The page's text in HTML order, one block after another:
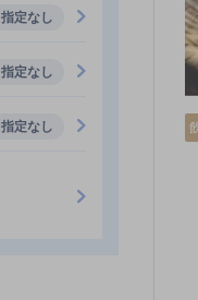
指定なし
指定なし
指定なし